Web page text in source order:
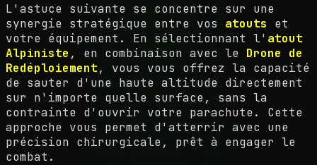
L'astuce suivante se concentre sur une
synergie stratégique entre vos atouts et
votre équipement. En sélectionnant l' atout
Alpiniste , en combinaison avec le Drone de
Redéploiement, vous vous offrez la capacité
de sauter d'une haute altitude directement
sur n'importe quelle surface, sans la
contrainte d'ouvrir votre parachute. Cette
approche vous permet d'atterrir avec une
précision chirurgicale, prêt à engager le
combat.